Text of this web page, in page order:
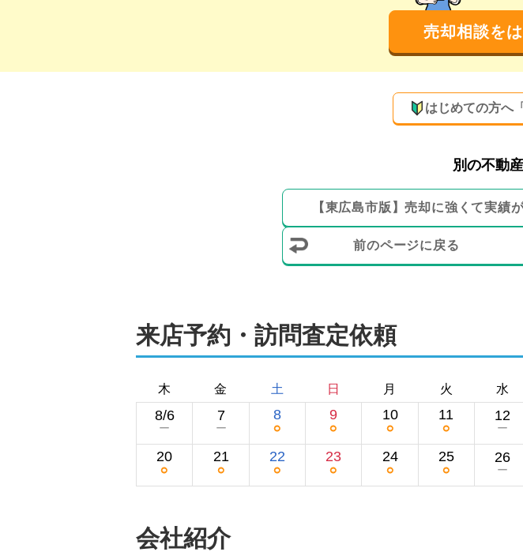
売却相談を
はじめての方へ
別の不動
【東広島市版】売却に強くて実績
前のページに戻る
来店予約・訪問査定依頼
木 金 土 日 月 火 水
8/6
ー
7
ー
8
○
9
○
10
○
11
○
12
ー
20
○
21
○
22
○
23
○
24
○
25
○
26
ー
会社紹介